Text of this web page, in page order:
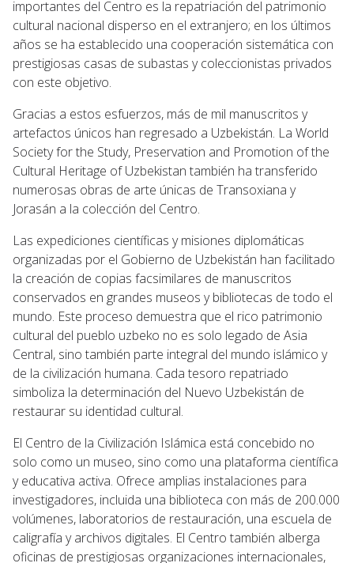
importantes del Centro es la repatriación del patrimonio
cultural nacional disperso en el extranjero; en los últimos
años se ha establecido una cooperación sistemática con
prestigiosas casas de subastas y coleccionistas privados
con este objetivo.
Gracias a estos esfuerzos, más de mil manuscritos y
artefactos únicos han regresado a Uzbekistán. La World
Society for the Study, Preservation and Promotion of the
Cultural Heritage of Uzbekistan también ha transferido
numerosas obras de arte únicas de Transoxiana y
Jorasán a la colección del Centro.
Las expediciones científicas y misiones diplomáticas
organizadas por el Gobierno de Uzbekistán han facilitado
la creación de copias facsimilares de manuscritos
conservados en grandes museos y bibliotecas de todo el
mundo. Este proceso demuestra que el rico patrimonio
cultural del pueblo uzbeko no es solo legado de Asia
Central, sino también parte integral del mundo islámico y
de la civilización humana. Cada tesoro repatriado
simboliza la determinación del Nuevo Uzbekistán de
restaurar su identidad cultural.
El Centro de la Civilización Islámica está concebido no
solo como un museo, sino como una plataforma científica
y educativa activa. Ofrece amplias instalaciones para
investigadores, incluida una biblioteca con más de 200.000
volúmenes, laboratorios de restauración, una escuela de
caligrafía y archivos digitales. El Centro también alberga
oficinas de prestigiosas organizaciones internacionales,